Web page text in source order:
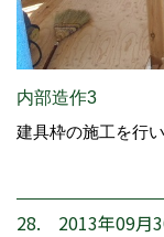
内部造作3
建具枠の施工を行い
28. 2013年09月